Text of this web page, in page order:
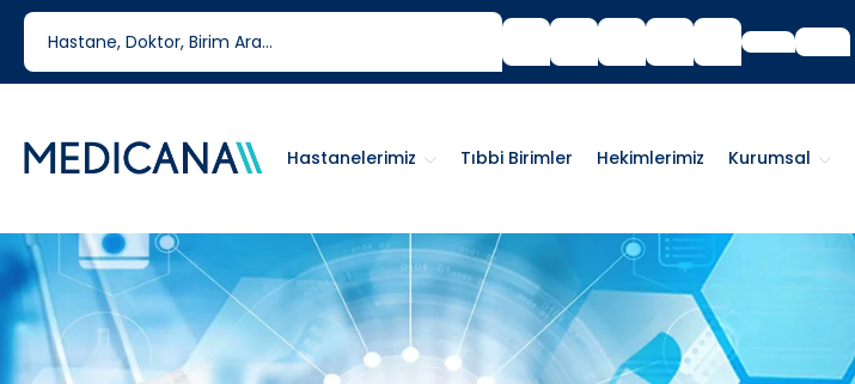
444 6 334
Tıbbi Birimler Hekimlerimiz Kurumsal
Hastanelerimiz